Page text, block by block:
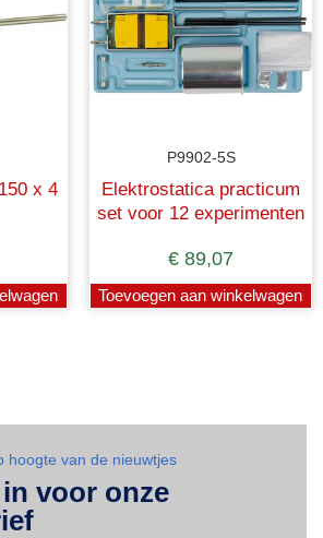
x 4
P9902-5S
Elektrostatica practicum
set voor 12 experimenten
€ 89,07
Toevoegen aan winkelwagen
hoogte van de nieuwtjes
voor onze